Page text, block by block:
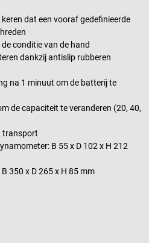
dat een vooraf gedefinieerde
conditie van de hand
dankzij antislip rubberen
na 1 minuut om de batterij te
de capaciteit te veranderen (20, 40,
transport
B 55 x D 102 x H 212
350 x D 265 x H 85 mm